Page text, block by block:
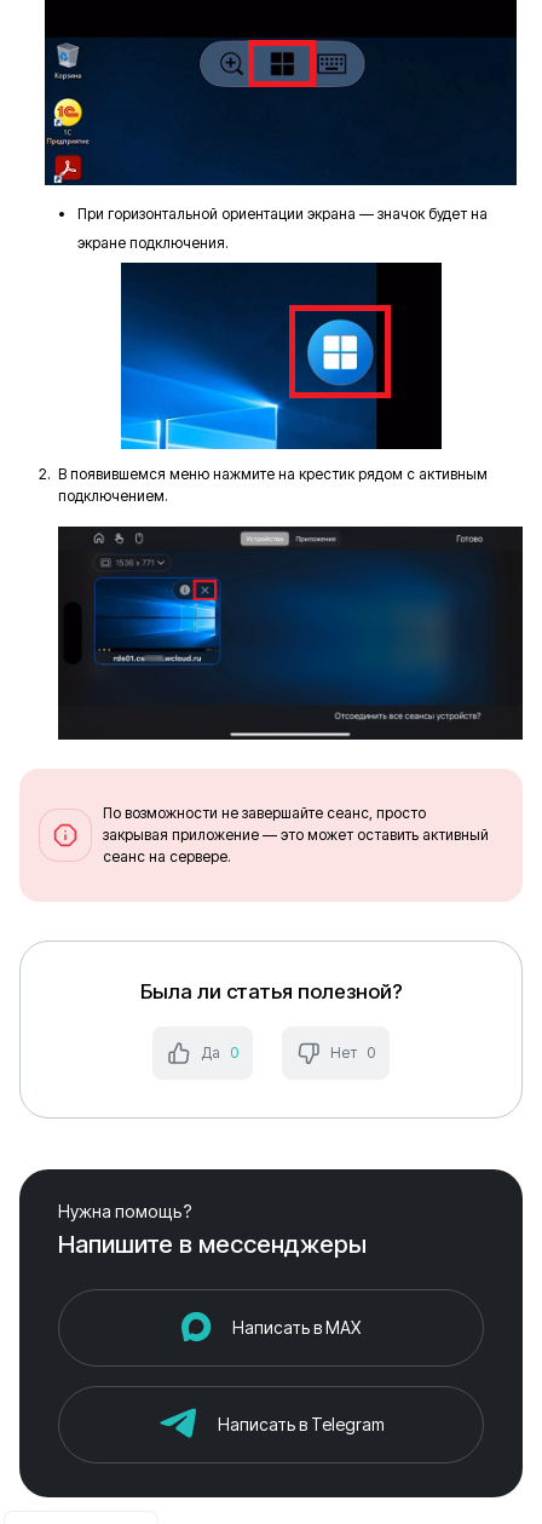
При горизонтальной ориентации экрана — значок будет на
экране подключения.
В появившемся меню нажмите на крестик рядом с активным
подключением.
По возможности не завершайте сеанс, просто
закрывая приложение — это может оставить активный
сеанс на сервере.
Была ли статья полезной?
Да 0 Нет 0
Нужна помощь?
Напишите в мессенджеры
Написать в MAX
Написать в Telegram